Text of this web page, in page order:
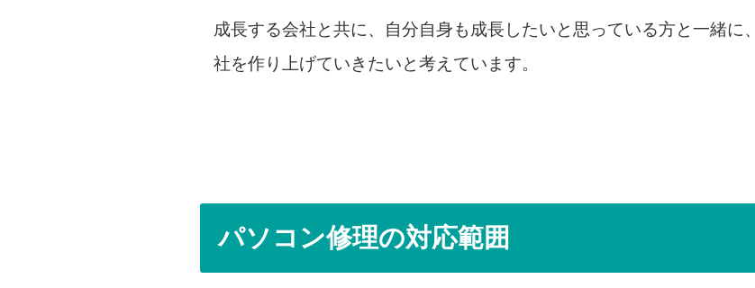
成長する会社と共に、自分自身も成長したいと思っている方と一緒に
社を作り上げていきたいと考えています。
パソコン修理の対応範囲